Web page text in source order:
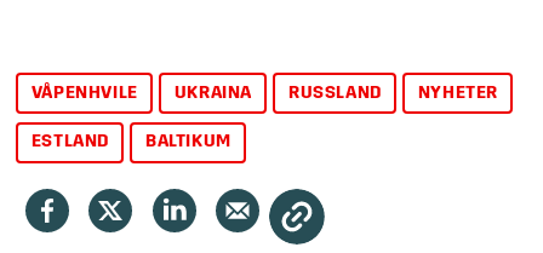
VÅPENHVILE UKRAINA RUSSLAND NYHETER
ESTLAND BALTIKUM